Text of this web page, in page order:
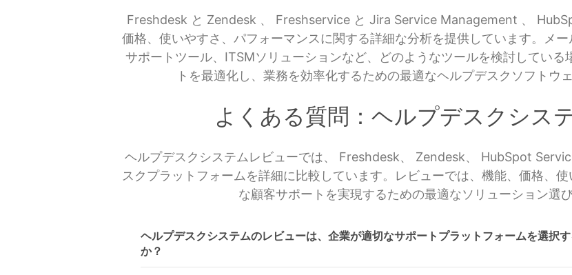
Freshdesk と Zendesk 、 Freshservice と Jira Service Management 、
価格、使いやすさ、パフォーマンスに関する詳細な分析を提供しています。メ
サポートツール、ITSMソリューションなど、どのようなツールを検討してい
トを最適化し、業務を効率化するための最適なヘルプデスクソフトウ
よくある質問：ヘルプデスクシス
ヘルプデスクシステムレビューでは、 Freshdesk、 Zendesk、 HubSpot
スクプラットフォームを詳細に比較しています。レビューでは、機能、価格、
な顧客サポートを実現するための最適なソリューション選
ヘルプデスクシステムのレビューは、企業が適切なサポートプラットフォームを選択
か？